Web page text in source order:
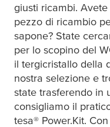
giusti ricambi.
pezzo di ricambio
sapone? State
per lo scopino del
il tergicristallo della
nostra selezione e
state trasferendo in
consigliamo il
tesa® Power.Kit.